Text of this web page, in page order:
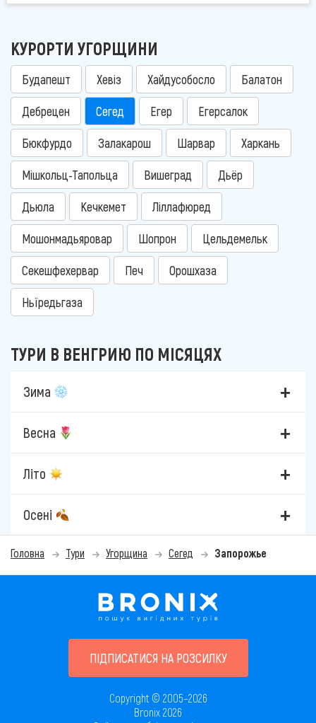
КУРОРТИ УГОРЩИНИ
Будапешт Хевіз Хайдусобосло Балатон
Дебрецен Сегед Егер Егерсалок
Бюкфурдо Залакарош Шарвар Харкань
Мішкольц-Тапольца Вишеград Дьёр
Дьюла Кечкемет Ліллафюред
Мошонмадьяровар Шопрон Цельдемельк
Секешфехервар Печ Орошхаза
Ньїредьгаза
ТУРИ В ВЕНГРИЮ ПО МІСЯЦЯХ
Зима
Весна
Літо
Осені
Головна Тури Угорщина Сегед Запорожье
ПІДПИСАТИСЯ НА РОЗСИЛКУ
Copyright © 2005–2026
Bronix 2026